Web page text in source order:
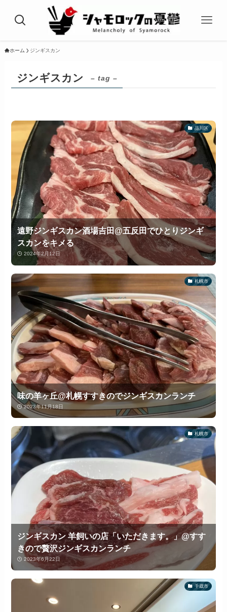
ホーム ジンギスカン
ジンギスカン – tag –
品川区
遠野ジンギスカン酒場吉田@五反田でひとりジンギ
スカンをキメる
2024年2月12日
札幌市
味の羊ヶ丘@札幌すすきのでジンギスカンランチ
2023年11月18日
札幌市
ジンギスカン 羊飼いの店「いただきます。」@すす
きので贅沢ジンギスカンランチ
2023年6月22日
千歳市